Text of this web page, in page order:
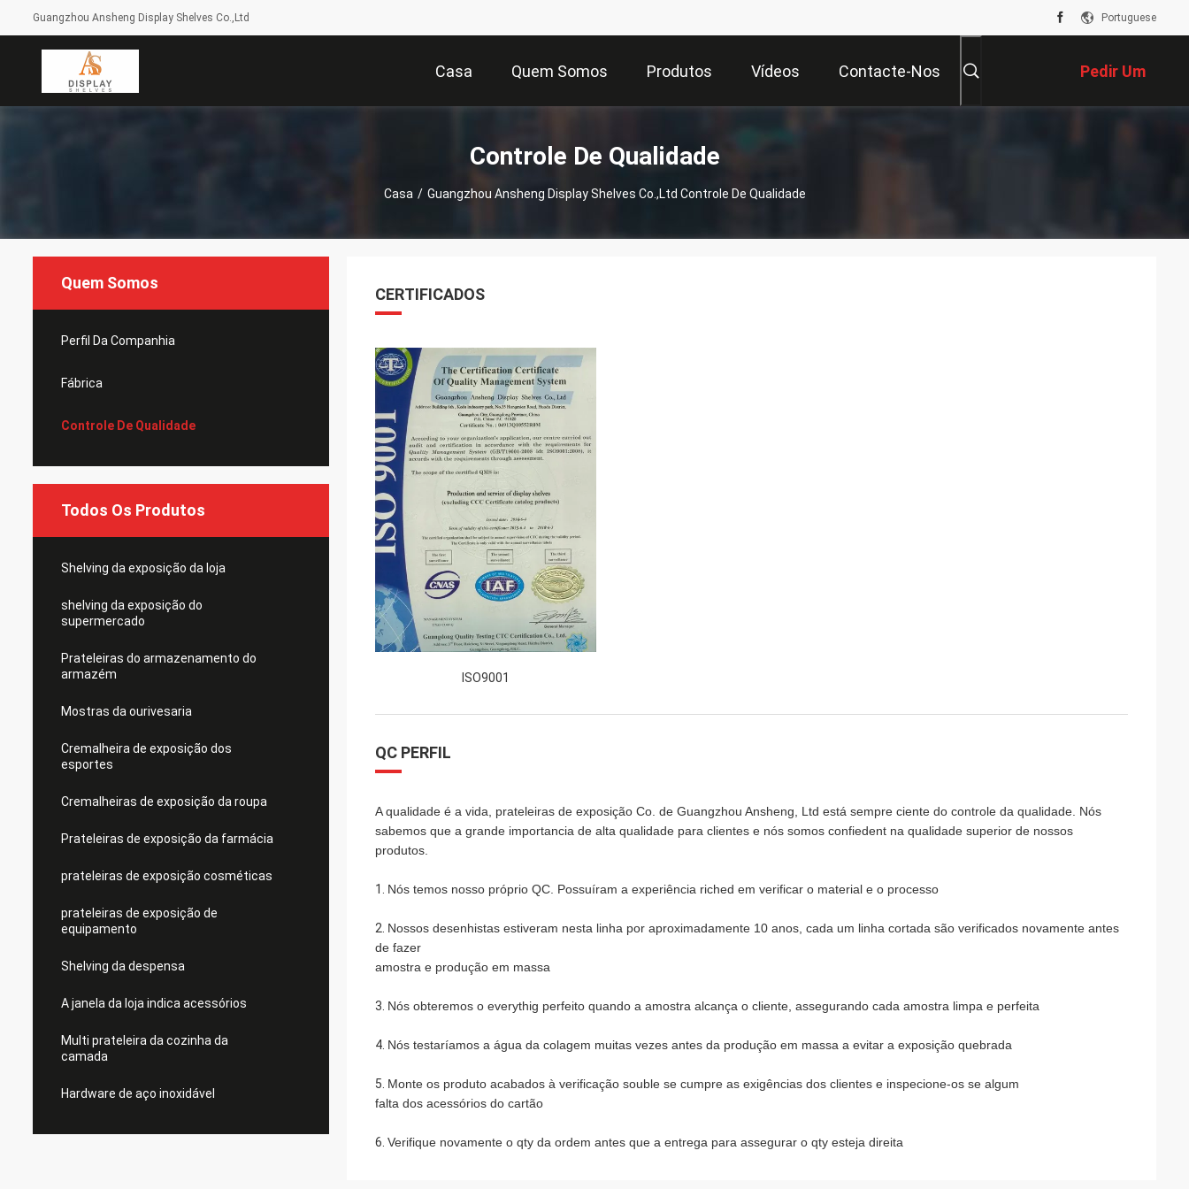
Guangzhou Ansheng Display Shelves Co.,Ltd Portuguese
Casa Quem Somos Produtos Vídeos Contacte-Nos Pedir Um
Orçamento
Controle De Qualidade
Casa / Guangzhou Ansheng Display Shelves Co.,Ltd Controle De Qualidade
Quem Somos
Perfil Da Companhia
Fábrica
Controle De Qualidade
Todos Os Produtos
Shelving da exposição da loja
shelving da exposição do
supermercado
Prateleiras do armazenamento do
armazém
Mostras da ourivesaria
Cremalheira de exposição dos
esportes
Cremalheiras de exposição da roupa
Prateleiras de exposição da farmácia
prateleiras de exposição cosméticas
prateleiras de exposição de
equipamento
Shelving da despensa
A janela da loja indica acessórios
Multi prateleira da cozinha da
camada
Hardware de aço inoxidável
CERTIFICADOS
ISO9001
QC PERFIL
A qualidade é a vida, prateleiras de exposição Co. de Guangzhou Ansheng, Ltd está sempre ciente do controle da qualidade. Nós
sabemos que a grande importancia de alta qualidade para clientes e nós somos confiedent na qualidade superior de nossos
produtos.
1. Nós temos nosso próprio QC. Possuíram a experiência riched em verificar o material e o processo
2. Nossos desenhistas estiveram nesta linha por aproximadamente 10 anos, cada um linha cortada são verificados novamente antes
de fazer
amostra e produção em massa
3. Nós obteremos o everythig perfeito quando a amostra alcança o cliente, assegurando cada amostra limpa e perfeita
4. Nós testaríamos a água da colagem muitas vezes antes da produção em massa a evitar a exposição quebrada
5. Monte os produto acabados à verificação souble se cumpre as exigências dos clientes e inspecione-os se algum
falta dos acessórios do cartão
6. Verifique novamente o qty da ordem antes que a entrega para assegurar o qty esteja direita